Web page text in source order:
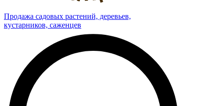
Продажа садовых растений, деревьев,
кустарников, саженцев